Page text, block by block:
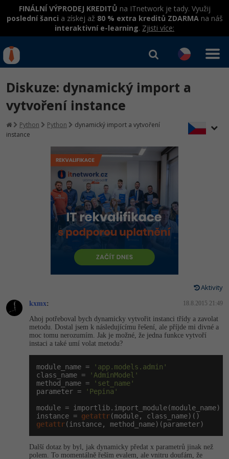
FINÁLNÍ VÝPRODEJ KREDITŮ na ITnetwork je tady. Využij
poslední šanci a získej až 80 % extra kreditů ZDARMAna náš
interaktivní e-learning. Zjisti více:
Rekvalifikace a kurzy
hrazené úřadem práce
Workshopy zdarma
Umělá inteligence v praxi
Datová analýza v praxi
Školení
Základy programování
Objektové programování - OOP
Umělá inteligence
HTML5, CSS3, Bootstrap, SEO
SQL a databáze
UML a návrhové vzory
React
Spring
ASP.NET MVC
Django
Školení dle technologií
C# .NET
Java
JavaScript
HTML / CSS
UML a návrhové vzory
MySQL/MariaDB
MS-SQL
SQLite
Kurzy IT profesí
Programátor WWW aplikací
Senior programátor
Front-end developer
Vývojář mobilních aplikací
Specialista na AI a bigdata
Tester
Systémový administrátor
Grafik / UX/UI návrhář
3D grafik
Projektový manažer
Databázový analytik
Kurzy programování
Jak začít?
Java -80%
C#.NET -80%
Python -80%
JavaScript -80%
Swift -80%
-80%
C -80%
VB.NET
Návrh SW -80%
Přihlásit se|Registrovat
Diskuze: dynamický import a
vytvoření instance
Python Python
dynamický import a vytvoření
instance
Aktivity
kxmx: 18.8.2015 21:49
Ahoj potřeboval bych dynamicky vytvořit instanci třídy a zavolat
metodu. Dostal jsem k následujícímu řešení, ale příjde mi divné a
moc tomu nerozumím. Jak je možné, že jedna funkce vytvoří
instaci a také umí volat metodu?
module_name =
'app.models.admin'
class_name =
'AdminModel'
method_name =
'set_name'
parameter =
'Pepina'
module = importlib.import_module(module_name)
instance = getattr
getattr(instance, method_name)(parameter)
Další dotaz by byl, jak dynamicky předat x parametrů jinak než
polem. To momentálně řeším evalem, ale vnitru doufám, že